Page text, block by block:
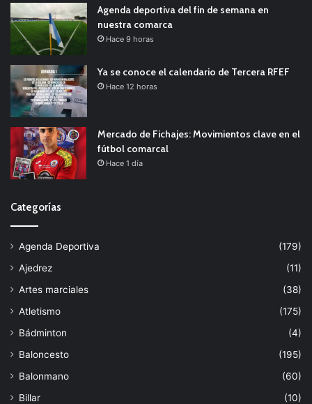
Agenda deportiva del fin de semana en
nuestra comarca
Hace 9 horas
Ya se conoce el calendario de Tercera RFEF
Hace 12 horas
Mercado de Fichajes: Movimientos clave en el
fútbol comarcal
Hace 1 día
Categorías
Agenda Deportiva
(179)
Ajedrez
(11)
Artes marciales
(38)
Atletismo
(175)
Bádminton
(4)
Baloncesto
(195)
Balonmano
(60)
Billar
(10)